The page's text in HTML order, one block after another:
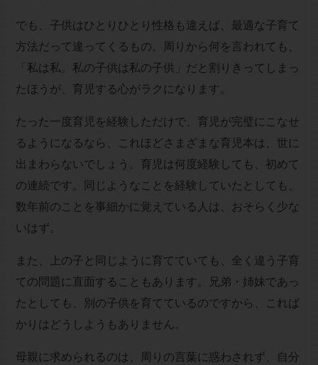
でも、子供はひとりひとり性格も違えば、最適な子育て
方法だって違ってくるもの。周りから何を言われても、
「私は私。私の子供は私の子供」だと割りきってしまっ
たほうが、育児する心がラクになります。
たった一度育児を経験しただけで、育児が完璧にこなせ
るようになるなら、これほどさまざまな育児本は、世に
出まわらないでしょう。育児は何度経験しても、初めて
の連続です。同じようなことを経験していたとしても、
数年前のことを事細かに覚えている人は、おそらく少な
いはず。
また、上の子と同じように育てていても、全く違う子育
ての問題に直面することもあります。兄弟・姉妹であっ
たとしても、別の子供を育てているのですから、これば
かりはどうしようもありません。
母親に求められるのは、周りの言葉に惑わされず、自分